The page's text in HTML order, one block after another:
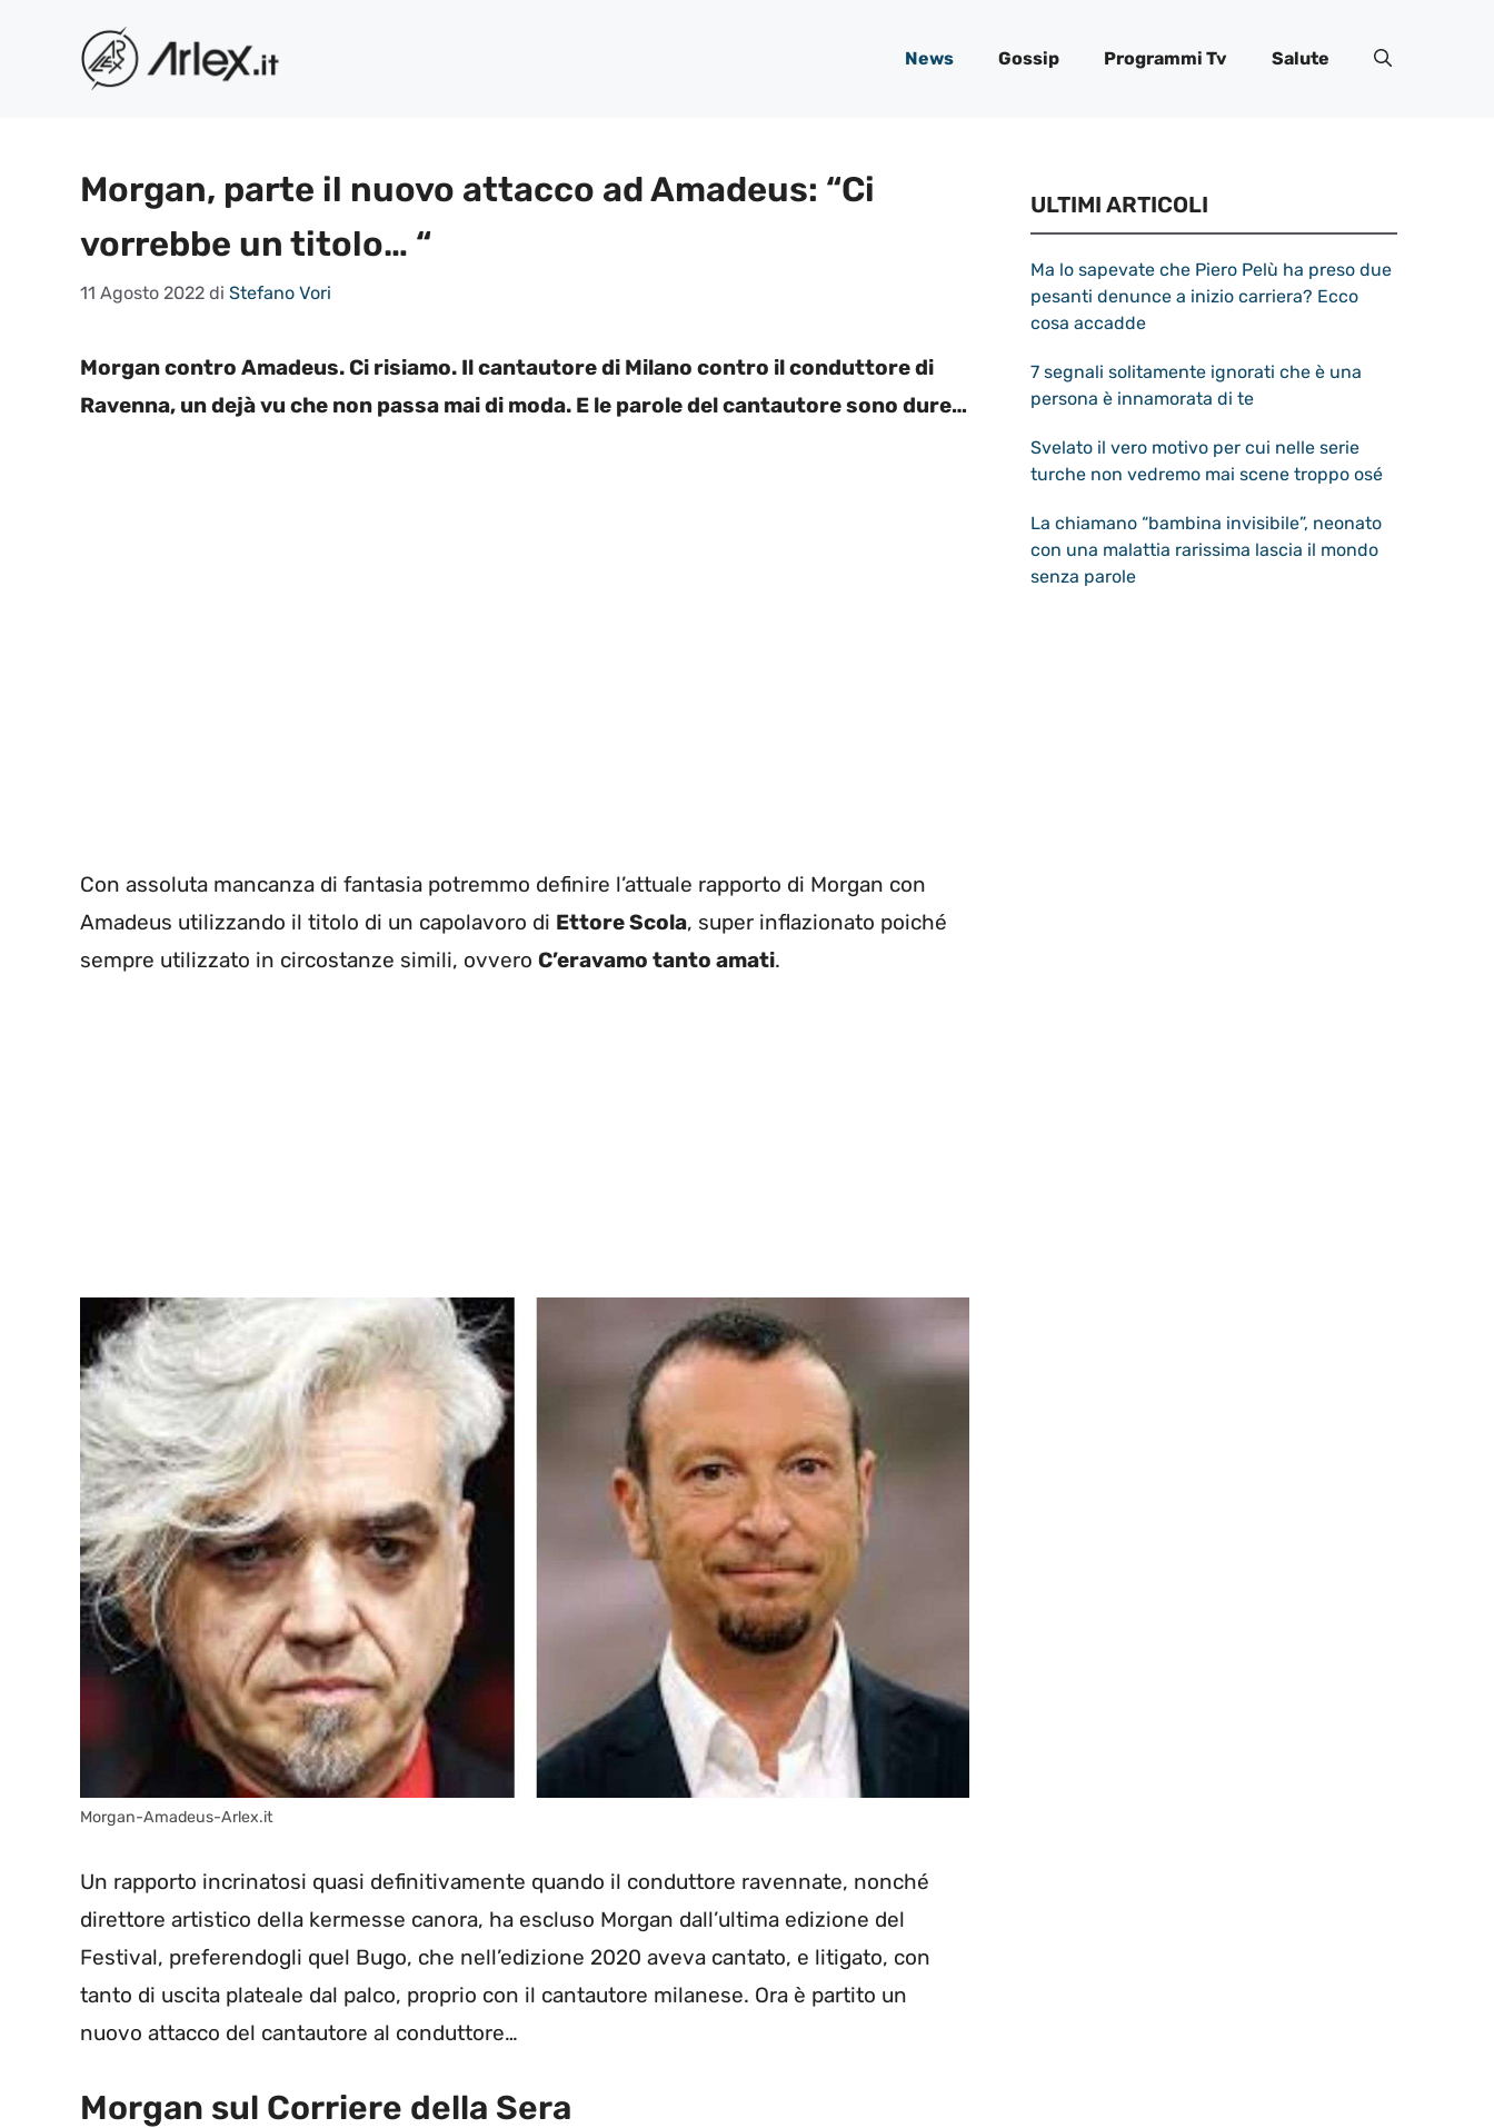
contenuto
News Gossip Programmi Tv Salute
Morgan, parte il nuovo attacco ad Amadeus: “Ci
vorrebbe un titolo… “
11 Agosto 2022 di Stefano Vori
Morgan contro Amadeus. Ci risiamo. Il cantautore di Milano contro il conduttore di
Ravenna, un dejà vu che non passa mai di moda. E le parole del cantautore sono dure…
Con assoluta mancanza di fantasia potremmo definire l’attuale rapporto di Morgan con
Amadeus utilizzando il titolo di un capolavoro di Ettore Scola, super inflazionato poiché
sempre utilizzato in circostanze simili, ovvero C’eravamo tanto amati.
Morgan-Amadeus-Arlex.it
Un rapporto incrinatosi quasi definitivamente quando il conduttore ravennate, nonché
direttore artistico della kermesse canora, ha escluso Morgan dall’ultima edizione del
Festival, preferendogli quel Bugo, che nell’edizione 2020 aveva cantato, e litigato, con
tanto di uscita plateale dal palco, proprio con il cantautore milanese. Ora è partito un
nuovo attacco del cantautore al conduttore…
Morgan sul Corriere della Sera
ULTIMI ARTICOLI
Ma lo sapevate che Piero Pelù ha preso due
pesanti denunce a inizio carriera? Ecco
cosa accadde
7 segnali solitamente ignorati che è una
persona è innamorata di te
Svelato il vero motivo per cui nelle serie
turche non vedremo mai scene troppo osé
La chiamano “bambina invisibile”, neonato
con una malattia rarissima lascia il mondo
senza parole